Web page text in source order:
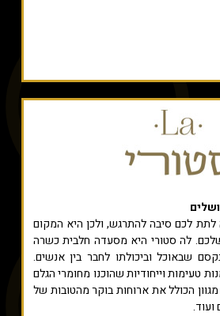
לכם סיבה להתרגש, ולכן היא המקום
לה סטורי היא מסעדה חלבית כשרה
שבאוכל וביכולתו לחבר בין אנשים.
טעימות וייחודיות שהוכנו מחומרי הגלם
הכולל את ארוחות בוקר מהטובות של